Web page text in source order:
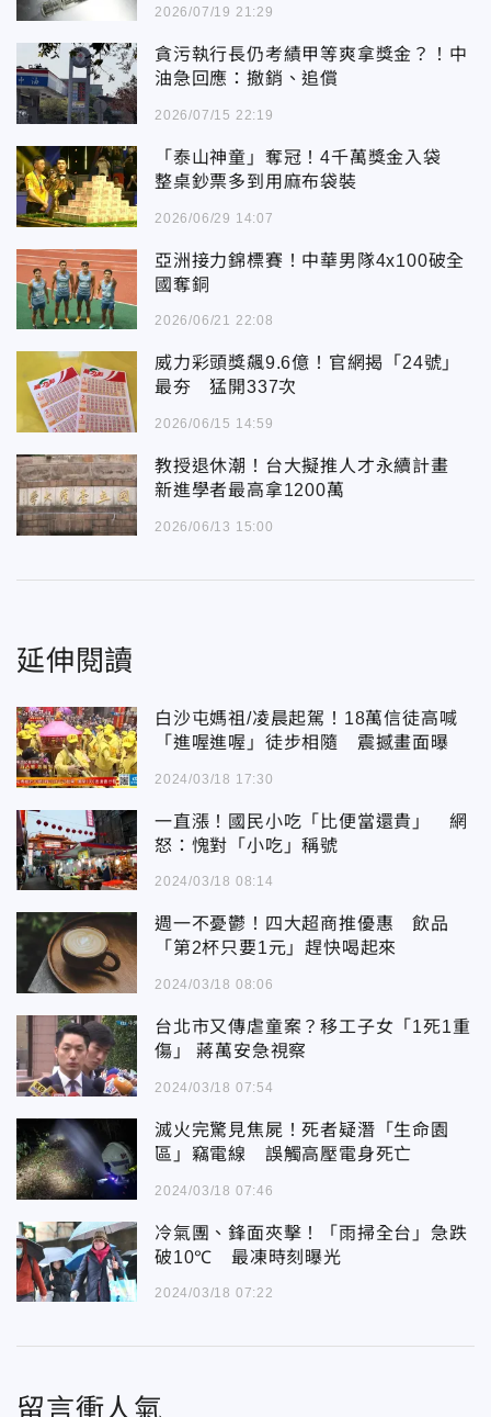
2026/07/19 21:29
貪污執行長仍考績甲等爽拿獎金？！中
油急回應：撤銷、追償
2026/07/15 22:19
「泰山神童」奪冠！4千萬獎金入袋
整桌鈔票多到用麻布袋裝
2026/06/29 14:07
亞洲接力錦標賽！中華男隊4x100破全
國奪銅
2026/06/21 22:08
威力彩頭獎飆9.6億！官網揭「24號」
最夯 猛開337次
2026/06/15 14:59
教授退休潮！台大擬推人才永續計畫
新進學者最高拿1200萬
2026/06/13 15:00
延伸閱讀
白沙屯媽祖/凌晨起駕！18萬信徒高喊
「進喔進喔」徒步相隨 震撼畫面曝
2024/03/18 17:30
一直漲！國民小吃「比便當還貴」 網
怒：愧對「小吃」稱號
2024/03/18 08:14
週一不憂鬱！四大超商推優惠 飲品
「第2杯只要1元」趕快喝起來
2024/03/18 08:06
台北市又傳虐童案？移工子女「1死1重
傷」 蔣萬安急視察
2024/03/18 07:54
滅火完驚見焦屍！死者疑潛「生命園
區」竊電線 誤觸高壓電身死亡
2024/03/18 07:46
冷氣團、鋒面夾擊！「雨掃全台」急跌
破10℃ 最凍時刻曝光
2024/03/18 07:22
留言衝人氣